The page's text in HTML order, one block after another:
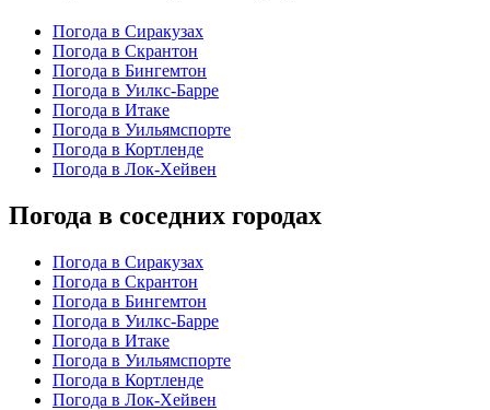
Погода в Сиракузах
Погода в Скрантон
Погода в Бингемтон
Погода в Уилкс-Барре
Погода в Итаке
Погода в Уильямспорте
Погода в Кортленде
Погода в Лок-Хейвен
Погода в соседних городах
Погода в Сиракузах
Погода в Скрантон
Погода в Бингемтон
Погода в Уилкс-Барре
Погода в Итаке
Погода в Уильямспорте
Погода в Кортленде
Погода в Лок-Хейвен